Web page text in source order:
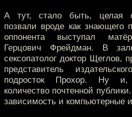
А тут, стало быть, целая
позвали вроде как знающего
оппонента выступал
Герцович Фрейдман. В
сексопатолог доктор Щеглов,
представитель
подросток Прохор. Ну и,
количество почтенной
зависимость и компьютерные